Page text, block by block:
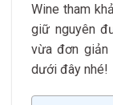
Wine tham
giữ nguyên
vừa đơn giản
dưới đây nhé!